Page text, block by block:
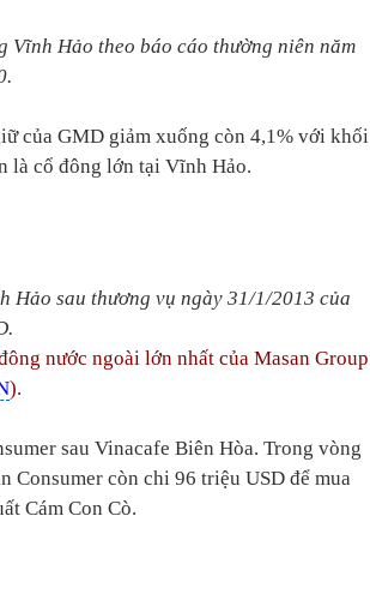
Vĩnh Hảo theo báo cáo thường niên năm
của GMD giảm xuống còn 4,1% với khối
là cổ đông lớn tại Vĩnh Hảo.
Hảo sau thương vụ ngày 31/1/2013 của
nước ngoài lớn nhất của Masan Group
).
sau Vinacafe Biên Hòa. Trong vòng
Consumer còn chi 96 triệu USD để mua
Cám Con Cò.